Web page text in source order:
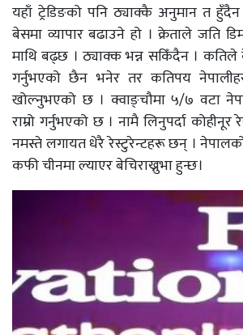
यहाँ ट्रेडिङको पनि ठ्याक्कै अनुमान त
बेसमा व्यापार बढाउने हो । क्रेताले जति
माथि बढ्छ । ठ्याक्क भन्न सकिँदैन ।
गर्नुभएको छैन भनेर तर कतिपय
खोल्नुभएको छ । क्वाङ्चौमा ५/७ वटा
राम्रो गर्नुभएको छ । नामै लिनुपर्दा कोहीनूर
नमस्ते लगायत धेरै रेस्टुरेन्टहरू छन् ।
कफी चीनमा ल्याएर बेचिराख्नुभा हुन्छ।